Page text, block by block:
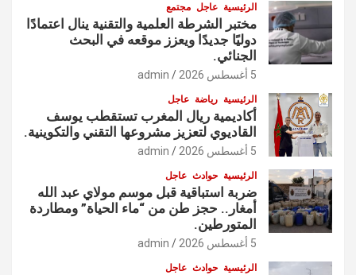
الرئيسية عاجل مجتمع
مختبر الشرطة العلمية والتقنية ينال اعتمادًا
دوليًا جديدًا ويعزز موقعه في البحث
الجنائي.
5 أغسطس 2026 admin
الرئيسية رياضة عاجل
أكاديمية ريال المغرب تستقطب يوسف
القاديوي لتعزيز مشروعها التقني والتكوينية.
5 أغسطس 2026 admin
الرئيسية حوادث عاجل
ضربة استباقية قبل موسم مولاي عبد الله
أمغار.. حجز طن من “ماء الحياة” ومطاردة
المتورطين.
5 أغسطس 2026 admin
الرئيسية حوادث عاجل